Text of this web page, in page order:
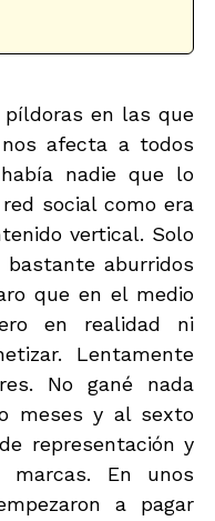
píldoras en las que
afecta a todos
nadie que lo
social como era
vertical. Solo
aburridos
que en el medio
en realidad ni
Lentamente
No gané nada
meses y al sexto
representación y
marcas. En unos
a pagar